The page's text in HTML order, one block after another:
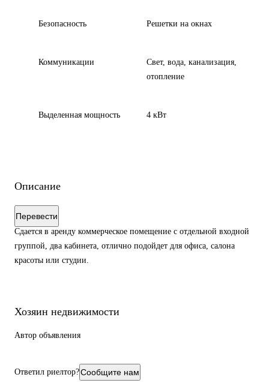
Безопасность Решетки на окнах
Коммуникации
Свет, вода, канализация,
отопление
Выделенная мощность 4 кВт
Описание
Перевести
Сдается в аренду коммерческое помещение с отдельной входной
группой, два кабинета, отлично подойдет для офиса, салона
красоты или студии.
Хозяин недвижимости
Автор объявления
Ответил риелтор?Сообщите нам